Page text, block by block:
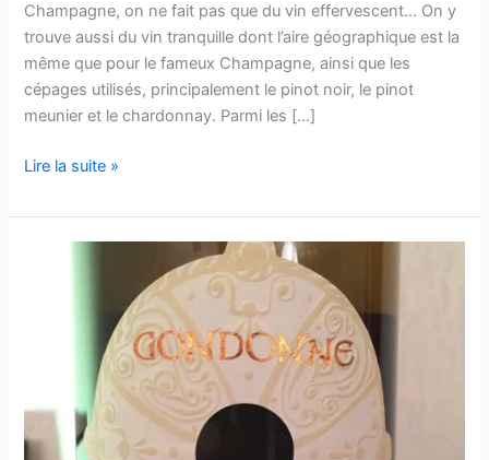
Champagne, on ne fait pas que du vin effervescent… On y
trouve aussi du vin tranquille dont l’aire géographique est la
même que pour le fameux Champagne, ainsi que les
cépages utilisés, principalement le pinot noir, le pinot
meunier et le chardonnay. Parmi les […]
Coteaux
–
Arnaud
Lire la suite »